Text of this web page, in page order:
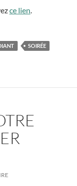
ce lien.
SOIRÉE